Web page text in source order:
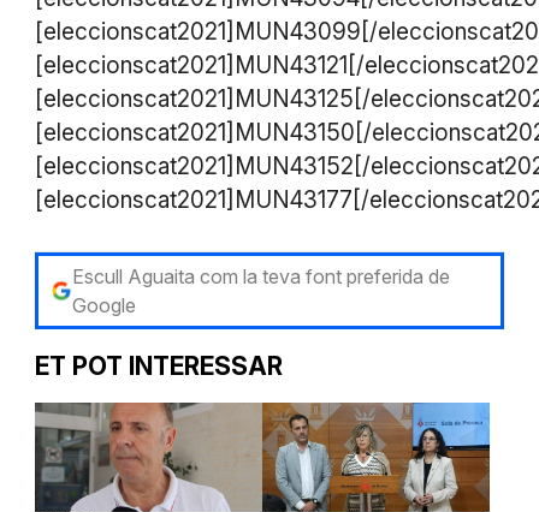
[eleccionscat2021]MUN43099[/
[eleccionscat2021]MUN43121[/
[eleccionscat2021]MUN43125[/
[eleccionscat2021]MUN43150[/
[eleccionscat2021]MUN43152[/
[eleccionscat2021]MUN43177[/
Escull Aguaita com la teva font preferida de
Google
ET POT INTERESSAR